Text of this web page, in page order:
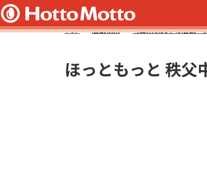
TOP 店舗検索 埼玉県秩父市の店舗一
ほっともっと 秩父